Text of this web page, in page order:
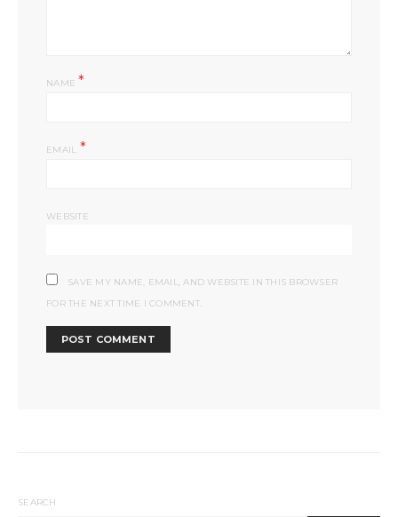
NAME*
EMAIL *
WEBSITE
SAVE MY NAME, EMAIL, AND WEBSITE IN THIS BROWSER
FOR THE NEXT TIME I COMMENT.
SEARCH